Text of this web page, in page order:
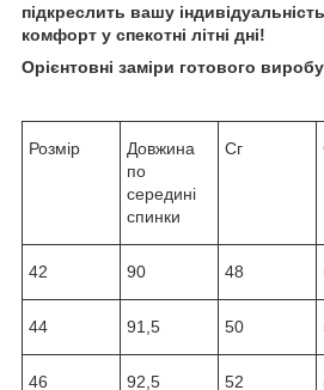
підкреслить вашу
комфорт у спекотні літні дні!
Орієнтовні заміри готового
Розмір
Довжина
по
середині
спинки
Сг
42 90 48
44 91,5 50
46 92,5 52